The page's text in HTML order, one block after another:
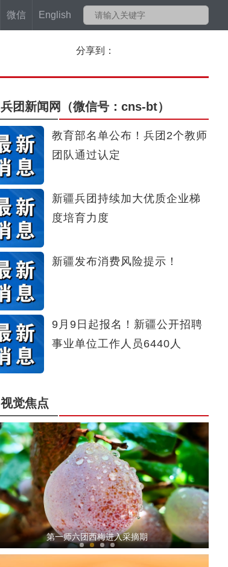
微信 English
分享到：
兵团新闻网 （微信号：cns-bt）
教育部名单公布！兵团2个教师
团队通过认定
新疆兵团持续加大优质企业梯
度培育力度
新疆发布消费风险提示！
9月9日起报名！新疆公开招聘
事业单位工作人员6440人
视觉焦点
【与你为邻】吉国马戏表演技师：这里的人和
第一师六团西梅进入采摘期